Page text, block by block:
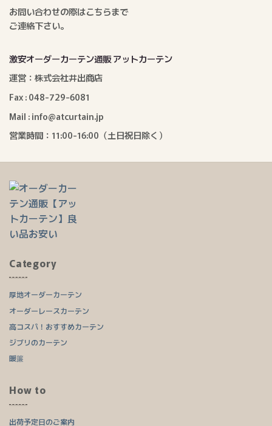
お問い合わせの際はこちらまで
ご連絡下さい。
激安オーダーカーテン通販 アットカーテン
運営：株式会社井出商店
Fax : 048-729-6081
Mail : info@atcurtain.jp
営業時間：11:00-16:00（土日祝日除く）
Category
厚地オーダーカーテン
オーダーレースカーテン
高コスパ！おすすめカーテン
ジブリのカーテン
暖簾
How to
出荷予定日のご案内